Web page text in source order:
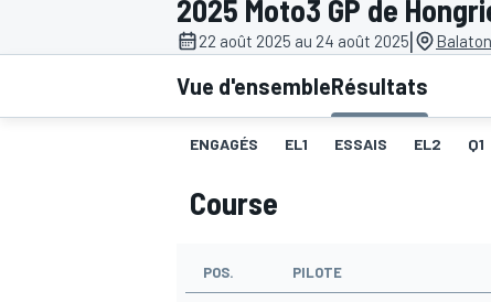
2025 Moto3 GP de
22 août 2025 au 24 août 2025|
Vue d'ensembleRésultats
ENGAGÉS EL1 ESSAIS EL2 Q1
Course
POS. PILOTE